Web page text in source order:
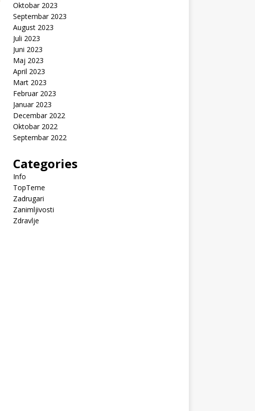
Oktobar 2023
Septembar 2023
August 2023
Juli 2023
Juni 2023
Maj 2023
April 2023
Mart 2023
Februar 2023
Januar 2023
Decembar 2022
Oktobar 2022
Septembar 2022
Categories
Info
TopTeme
Zadrugari
Zanimljivosti
Zdravlje